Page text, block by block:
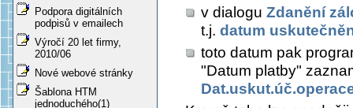
Podpora digitálních
podpisů v emailech
Výročí 20 let firmy,
2010/06
Nové webové stránky
Šablona HTM
jednoduchého(1)
v dialogu Zdanění
t.j. datum
toto datum pak
"Datum platby"